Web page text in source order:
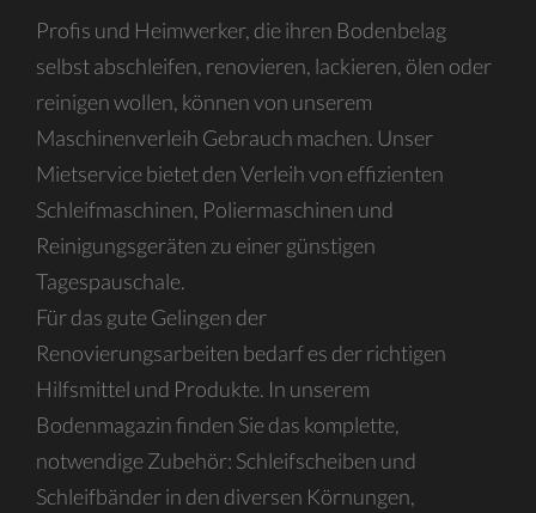
Profis und Heimwerker, die ihren Bodenbelag
selbst abschleifen, renovieren, lackieren, ölen oder
reinigen wollen, können von unserem
Maschinenverleih Gebrauch machen. Unser
Mietservice bietet den Verleih von effizienten
Schleifmaschinen, Poliermaschinen und
Reinigungsgeräten zu einer günstigen
Tagespauschale.
Für das gute Gelingen der
Renovierungsarbeiten bedarf es der richtigen
Hilfsmittel und Produkte. In unserem
Bodenmagazin finden Sie das komplette,
notwendige Zubehör: Schleifscheiben und
Schleifbänder in den diversen Körnungen,